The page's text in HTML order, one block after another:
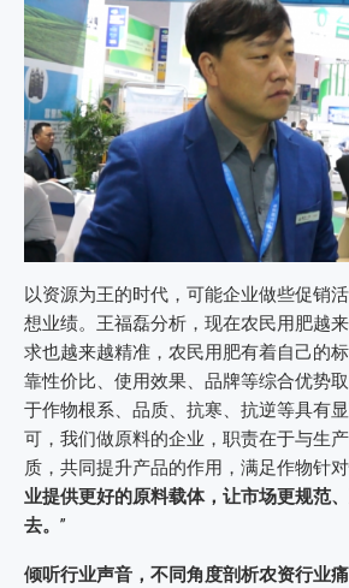
以资源为王的时代，可能企业做些促销
想业绩。王福磊分析，现在农民用肥越
求也越来越精准，农民用肥有着自己的
靠性价比、使用效果、品牌等综合优势
于作物根系、品质、抗寒、抗逆等具有
可，我们做原料的企业，职责在于与生
质，共同提升产品的作用，满足作物针
业提供更好的原料载体，让市场更规范
去。 ”
倾听行业声音，不同角度剖析农资行业